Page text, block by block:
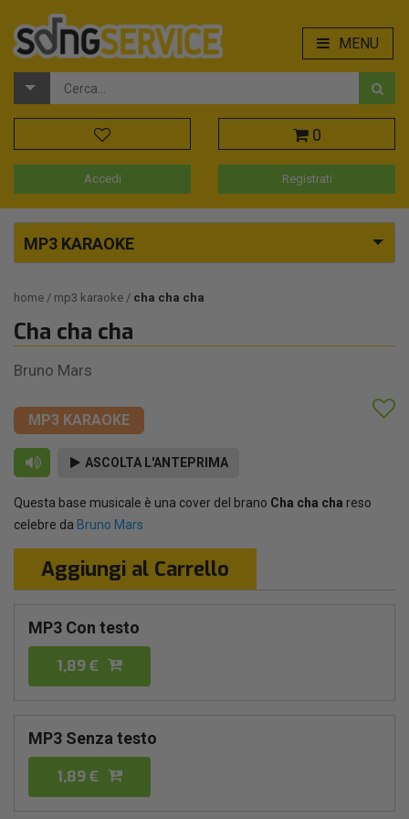
MENU
0
Accedi Registrati
MP3 KARAOKE
home mp3 karaoke cha cha cha
Cha cha cha
Bruno Mars
MP3 KARAOKE
ASCOLTA L'ANTEPRIMA
Questa base musicale è una cover del brano Cha cha cha reso
celebre da Bruno Mars
Aggiungi al Carrello
MP3 Con testo
1,89 €
MP3 Senza testo
1,89 €